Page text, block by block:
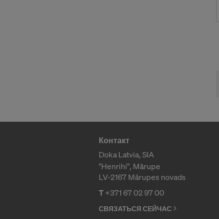
Контакт
Doka Latvia, SIA
"Henrihi", Mārupe
LV-2167 Mārupes novads
T+371 67 02 97 00
СВЯЗАТЬСЯ СЕЙЧАС
И